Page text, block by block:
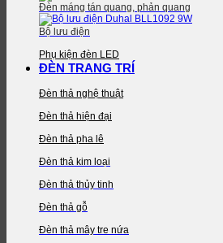
Đèn máng tán quang, phản quang
Bộ lưu điện
Phụ kiện đèn LED
ĐÈN TRANG TRÍ
Đèn thả nghệ thuật
Đèn thả hiện đại
Đèn thả pha lê
Đèn thả kim loại
Đèn thả thủy tinh
Đèn thả gỗ
Đèn thả mây tre nứa